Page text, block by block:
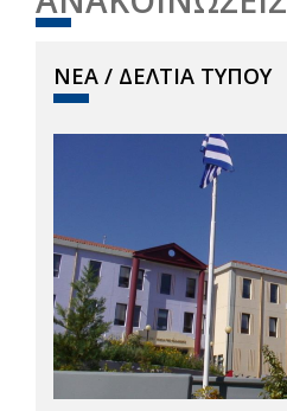
ΝΕΑ / ΔΕΛΤΙΑ ΤΥΠΟΥ